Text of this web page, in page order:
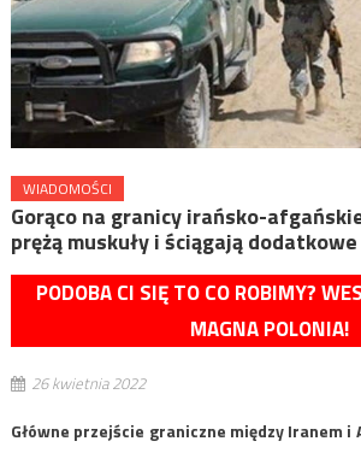
WIADOMOŚCI
Gorąco na granicy irańsko-
prężą muskuły i ściągają
PODOBA CI SIĘ TO CO ROBIMY?
MAGNA POLONIA!
26 kwietnia 2022
Główne przejście graniczne między Iranem